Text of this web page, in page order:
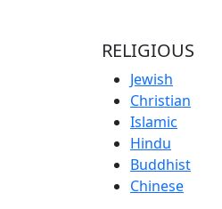
RELIGIOUS
Jewish
Christian
Islamic
Hindu
Buddhist
Chinese